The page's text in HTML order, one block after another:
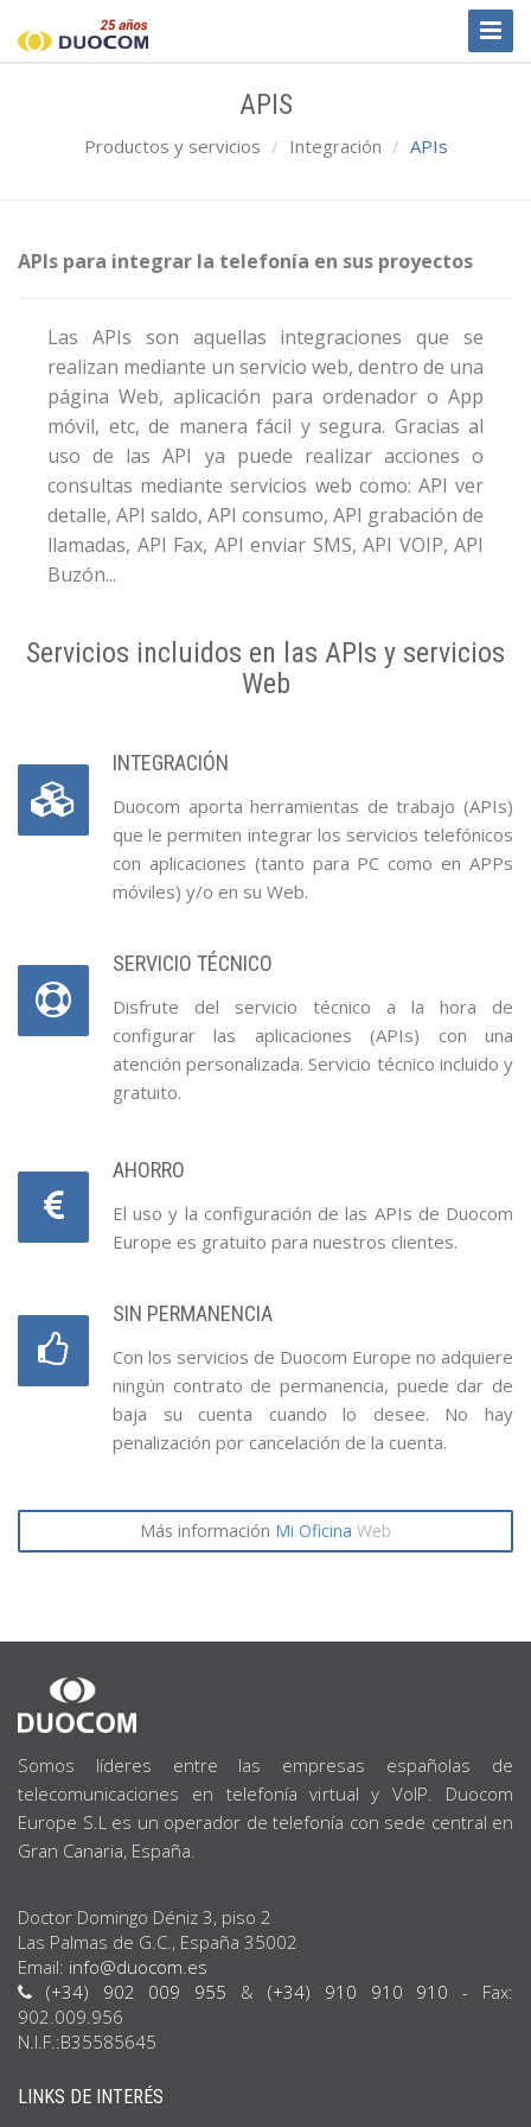
APIS
Productos y servicios Integración APIs
APIs para integrar la telefonía en sus proyectos
Las APIs son aquellas integraciones que se
realizan mediante un servicio web, dentro de una
página Web, aplicación para ordenador o App
móvil, etc, de manera fácil y segura. Gracias al
uso de las API ya puede realizar acciones o
consultas mediante servicios web como: API ver
detalle, API saldo, API consumo, API grabación de
llamadas, API Fax, API enviar SMS, API VOIP, API
Buzón...
Servicios incluidos en las APIs y servicios
Web
INTEGRACIÓN
Duocom aporta herramientas de trabajo (APIs)
que le permiten integrar los servicios telefónicos
con aplicaciones (tanto para PC como en APPs
móviles) y/o en su Web.
SERVICIO TÉCNICO
Disfrute del servicio técnico a la hora de
configurar las aplicaciones (APIs) con una
atención personalizada. Servicio técnico incluido y
gratuito.
AHORRO
El uso y la configuración de las APIs de Duocom
Europe es gratuito para nuestros clientes.
SIN PERMANENCIA
Con los servicios de Duocom Europe no adquiere
ningún contrato de permanencia, puede dar de
baja su cuenta cuando lo desee. No hay
penalización por cancelación de la cuenta.
Más información Mi Oficina Web
SOBRE
NOSOTROS
Somos líderes entre las empresas españolas de
telecomunicaciones en telefonía virtual y VoIP. Duocom
Europe S.L es un operador de telefonía con sede central en
Gran Canaria, España.
Doctor Domingo Déniz 3, piso 2
Las Palmas de G.C., España 35002
Email: info@duocom.es
(+34) 902 009 955 & (+34) 910 910 910 - Fax:
902.009.956
N.I.F.:B35585645
LINKS DE INTERÉS